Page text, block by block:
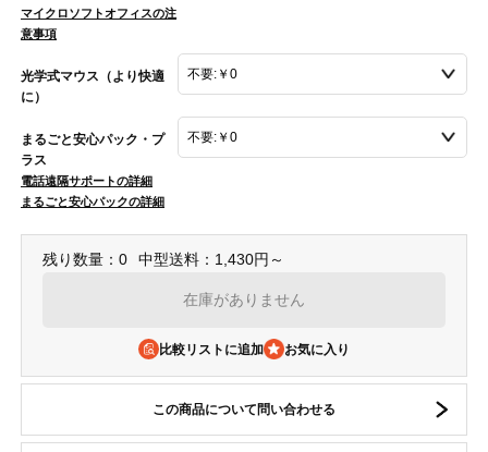
マイクロソフトオフィスの注
意事項
光学式マウス（より快適
に）
まるごと安心パック・プ
ラス
電話遠隔サポートの詳細
まるごと安心パックの詳細
残り数量：0 中型送料：1,430円～
在庫がありません
比較リストに追加
この商品について問い合わせる